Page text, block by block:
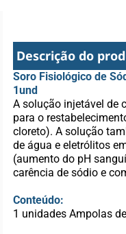
Descrição do
Soro Fisiológico de
1und
A solução injetável de
para o
cloreto). A solução
de água e eletrólitos
(aumento do pH
carência de sódio e
Conteúdo:
1 unidades Ampolas